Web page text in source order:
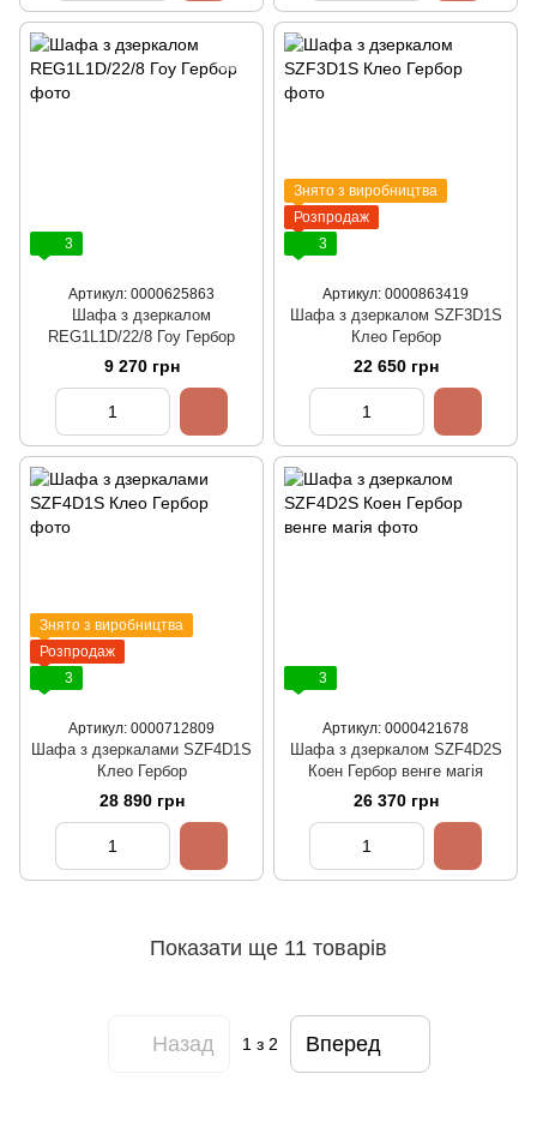
3
Артикул: 0000625863
Шафа з дзеркалом
REG1L1D/22/8 Гоу Гербор
9 270 грн
Знято з виробництва
Розпродаж
3
Артикул: 0000863419
Шафа з дзеркалом SZF3D1S
Клео Гербор
22 650 грн
Знято з виробництва
Розпродаж
3
Артикул: 0000712809
Шафа з дзеркалами SZF4D1S
Клео Гербор
28 890 грн
3
Артикул: 0000421678
Шафа з дзеркалом SZF4D2S
Коен Гербор венге магія
26 370 грн
Показати ще 11 товарів
Назад 1з 2 Вперед